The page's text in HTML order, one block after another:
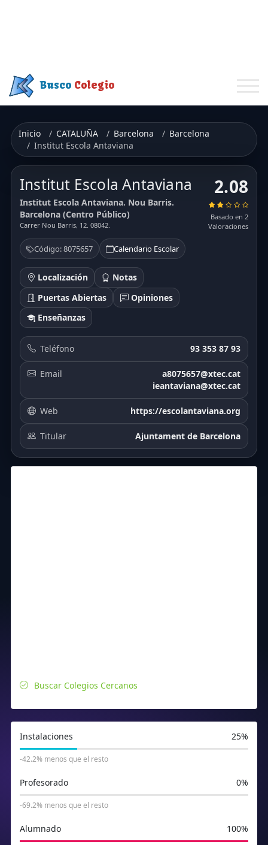
Busco Colegio
Inicio CATALUÑA Barcelona
Barcelona
Institut Escola Antaviana
Institut Escola Antaviana
Institut Escola Antaviana. Nou Barris.
Barcelona (Centro Público)
Carrer Nou Barris, 12. 08042.
Código: 8075657 Calendario Escolar
Localización
Notas
Puertas Abiertas
Opiniones
Enseñanzas
2.08
Basado en 2
Valoraciones
Teléfono 93 353 87 93
Email
a8075657@xtec.cat
ieantaviana@xtec.cat
Web https://escolantaviana.org
Titular Ajuntament de Barcelona
Buscar Colegios Cercanos
Instalaciones 25%
-42.2% menos que el resto
Profesorado 0%
-69.2% menos que el resto
Alumnado 100%